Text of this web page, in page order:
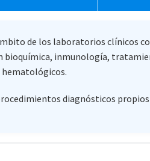
de los laboratorios clínicos
bioquímica, inmunología,
hematológicos.
diagnósticos propios